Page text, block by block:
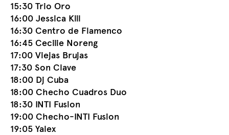
15:30 Trio Oro
16:00 Jessica Kiil
16:30 Centro de Flamenco
16:45 Cecilie Noreng
17:00 Viejas Brujas
17:30 Son Clave
18:00 Dj Cuba
18:00 Checho Cuadros Duo
18:30 INTI Fusion
19:00 Checho-INTI Fusion
19:05 Yalex